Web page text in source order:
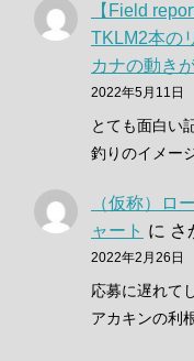
【Field
TKLM2本の
カナの動き
2022年5月11日
とても面白い
釣りのイメー
（仮称）ロ
ャート に さ
2022年2月26日
応募に遅れて
アカキンの利